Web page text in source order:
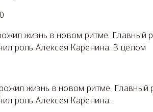
жизнь в новом ритме. Главный
роль Алексея Каренина. В целом
жизнь в новом ритме. Главный
роль Алексея Каренина.